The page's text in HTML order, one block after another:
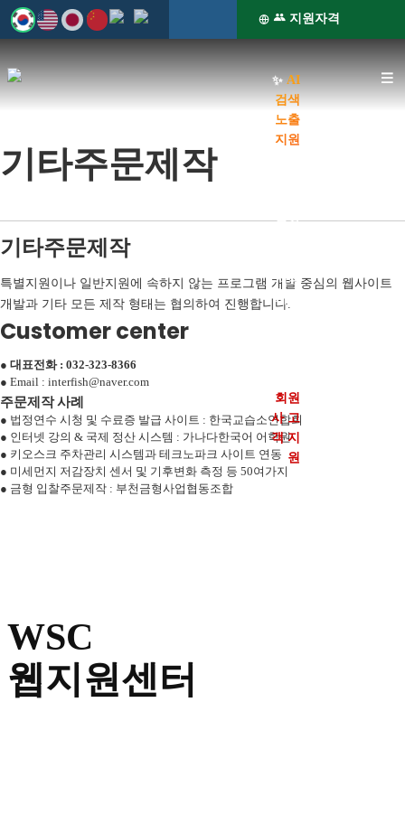
웹
지
원
센
터
-
반
응
형
홈
페
이
지
원
및
AI
유 웹
센
그
지원자격
✨AI
검색
노출
지원
적화
제작
지원
회원
사 고
객 지
원
기타주문제작
기타주문제작
특별지원이나 일반지원에 속하지 않는 프로그램 개발 중심의 웹사이트
개발과 기타 모든 제작 형태는 협의하여 진행합니다.
Customer center
● 대표전화 : 032-323-8366
● Email : interfish@naver.com
주문제작 사례
● 법정연수 시청 및 수료증 발급 사이트 : 한국교습소연합회
● 인터넷 강의 & 국제 정산 시스템 : 가나다한국어 어학원
● 키오스크 주차관리 시스템과 테크노파크 사이트 연동
● 미세먼지 저감장치 센서 및 기후변화 측정 등 50여가지
● 금형 입찰주문제작 : 부천금형사업협동조합
웹
지
원
WSC
웹지원센터